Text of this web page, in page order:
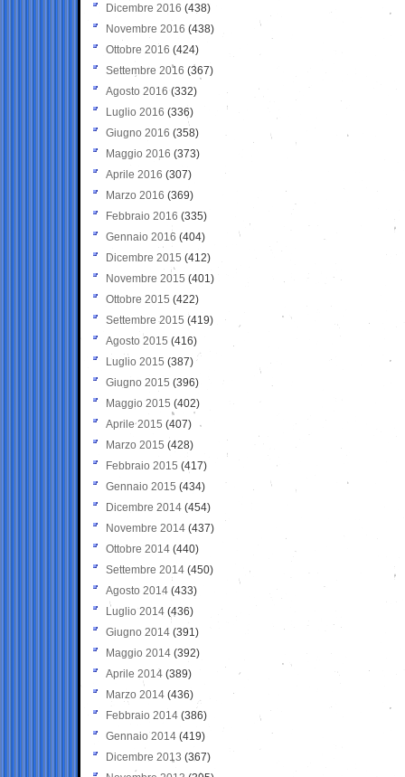
Dicembre 2016 (438)
Novembre 2016 (438)
Ottobre 2016 (424)
Settembre 2016 (367)
Agosto 2016 (332)
Luglio 2016 (336)
Giugno 2016 (358)
Maggio 2016 (373)
Aprile 2016 (307)
Marzo 2016 (369)
Febbraio 2016 (335)
Gennaio 2016 (404)
Dicembre 2015 (412)
Novembre 2015 (401)
Ottobre 2015 (422)
Settembre 2015 (419)
Agosto 2015 (416)
Luglio 2015 (387)
Giugno 2015 (396)
Maggio 2015 (402)
Aprile 2015 (407)
Marzo 2015 (428)
Febbraio 2015 (417)
Gennaio 2015 (434)
Dicembre 2014 (454)
Novembre 2014 (437)
Ottobre 2014 (440)
Settembre 2014 (450)
Agosto 2014 (433)
Luglio 2014 (436)
Giugno 2014 (391)
Maggio 2014 (392)
Aprile 2014 (389)
Marzo 2014 (436)
Febbraio 2014 (386)
Gennaio 2014 (419)
Dicembre 2013 (367)